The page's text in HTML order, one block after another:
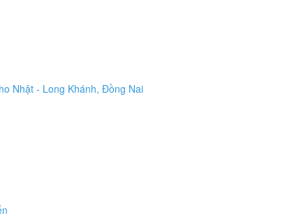
Nhật - Long Khánh, Đồng Nai